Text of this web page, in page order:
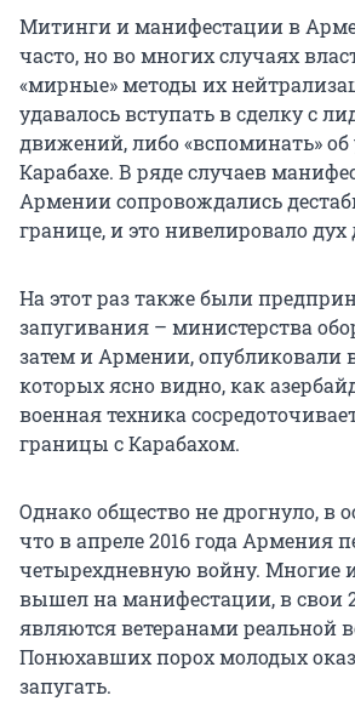
Митинги и манифестации в
часто, но во многих случаях
«мирные» методы их
удавалось вступать в сделку с
движений, либо «вспоминать»
Карабахе. В ряде случаев
Армении сопровождались
границе, и это нивелировало
На этот раз также были
запугивания – министерства
затем и Армении, опубликовали
которых ясно видно, как
военная техника
границы с Карабахом.
Однако общество не дрогнуло, в
что в апреле 2016 года Армения
четырехдневную войну. Многие
вышел на манифестации, в свои
являются ветеранами реальной
Понюхавших порох молодых
запугать.